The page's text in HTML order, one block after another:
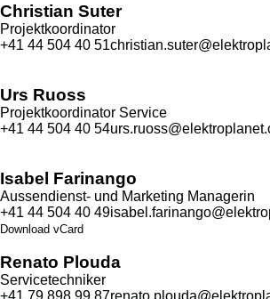
Christian Suter
Projektkoordinator
+41 44 504 40 51
Urs Ruoss
Projektkoordinator Service
+41 44 504 40 54
Isabel Farinango
Aussendienst- und Marketing Managerin
+41 44 504 40 49
Download vCard
Renato Plouda
Servicetechniker
+41 79 898 99 87